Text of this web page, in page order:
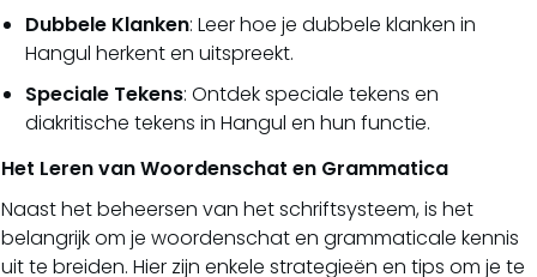
Dubbele Klanken: Leer hoe je dubbele klanken in
Hangul herkent en uitspreekt.
Speciale Tekens: Ontdek speciale tekens en
diakritische tekens in Hangul en hun functie.
Het Leren van Woordenschat en Grammatica
Naast het beheersen van het schriftsysteem, is het
belangrijk om je woordenschat en grammaticale kennis
uit te breiden. Hier zijn enkele strategieën en tips om je te